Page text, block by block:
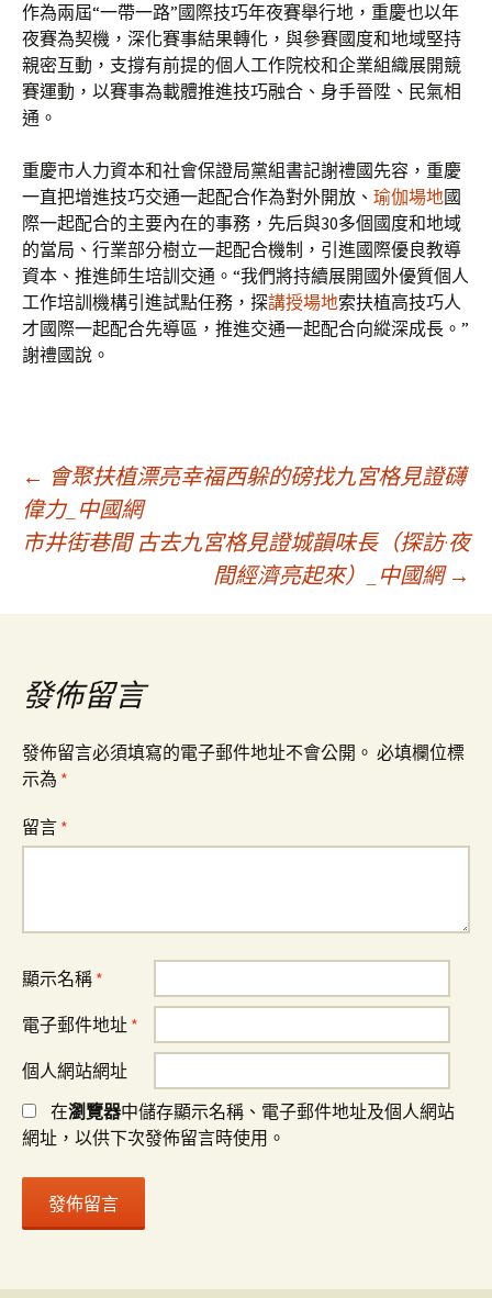
作為兩屆“一帶一路”國際技巧年夜賽舉行地，重慶也以年
夜賽為契機，深化賽事結果轉化，與參賽國度和地域堅持
親密互動，支撐有前提的個人工作院校和企業組織展開競
賽運動，以賽事為載體推進技巧融合、身手晉陞、民氣相
通。
重慶市人力資本和社會保證局黨組書記謝禮國先容，重慶
一直把增進技巧交通一起配合作為對外開放、 瑜伽場地國
際一起配合的主要內在的事務，先后與30多個國度和地域
的當局、行業部分樹立一起配合機制，引進國際優良教導
資本、推進師生培訓交通。“我們將持續展開國外優質個人
工作培訓機構引進試點任務，探講授場地索扶植高技巧人
才國際一起配合先導區，推進交通一起配合向縱深成長。”
謝禮國說。
文
章
導
覽
← 會聚扶植漂亮幸福西躲的磅找九宮格見證礴
偉力_中國網
市井街巷間 古去九宮格見證城韻味長（探訪·夜
間經濟亮起來）_中國網 →
發佈留言
發佈留言必須填寫的電子郵件地址不會公開。 必填欄位標
示為 *
留言 *
顯示名稱 *
電子郵件地址 *
個人網站網址
在瀏覽器中儲存顯示名稱、電子郵件地址及個人網站
網址，以供下次發佈留言時使用。